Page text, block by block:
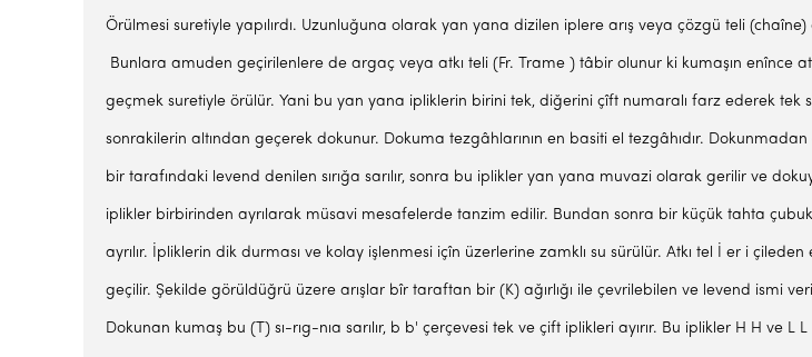
Örülmesi sure­tiyle yapılırdı. Uzunlu­ğuna olarak yan yana di­zilen iplere arış veya çözgü teli
Bunlara amuden geçirilenlere de argaç veya atkı teli (Fr. Trame ) tâbir olunur ki kumaşın enînce
geçmek su­retiyle örülür. Yani bu yan yana ipliklerin birini tek, diğerini çîft numaralı farz ederek tek
sonrakilerin altından geçerek dokunur. Dokuma tezgâhları­nın en basiti el tezgâhıdır.
bir tarafındaki levend denilen sırığa sarılır, sonra bu iplikler yan yana muvazi olarak gerilir ve
iplikler bir­birinden ayrılarak müsavi mesafelerde tanzim edilir. Bundan sonra bir küçük tahta
ayrılır. İpliklerin dik durması ve kolay işlenmesi içîn üzerlerine zamklı su sürülür. Atkı tel İ er i
geçilir. Şekilde görül­düğrü üzere arışlar bîr taraftan bir (K) ağırlığı ile çevrilebilen ve levend ismi
Dokunan kumaş bu (T) sı-rıg-nıa sarılır, b b' çerçevesi tek ve çift iplikleri ayırır. Bu iplikler H H ve